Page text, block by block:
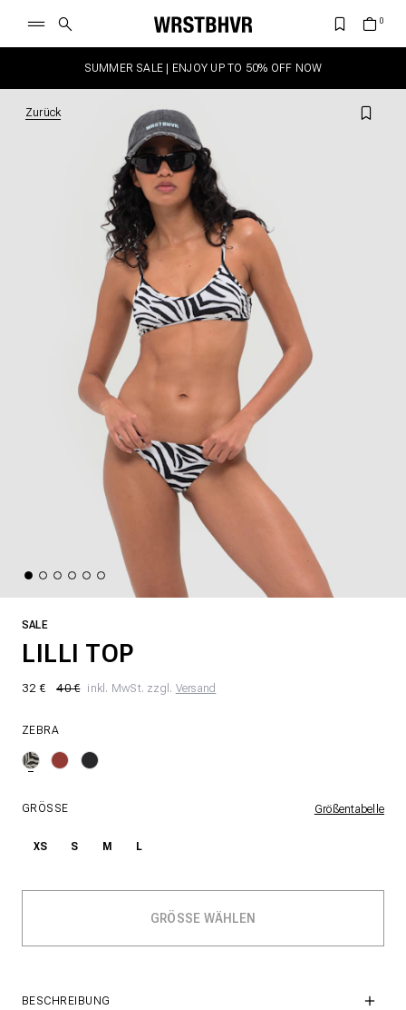
SUMMER SALE | ENJOY UP TO 50% OFF NOW
Zurück
SALE
LILLI TOP
32 € 40 € inkl. MwSt. zzgl. Versand
ZEBRA
GRÖSSE Größentabelle
XS S M L
BESCHREIBUNG